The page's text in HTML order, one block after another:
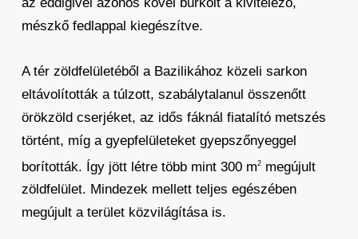
mészkő fedlappal kiegészítve.
A tér zöldfelületéből a Bazilikához közeli sarkon
eltávolították a túlzott, szabálytalanul összenőtt
örökzöld cserjéket, az idős fáknál fiatalító metszés
történt, míg a gyepfelületeket gyepszőnyeggel
borították. Így jött létre több mint 300 m2megújult
zöldfelület. Mindezek mellett teljes egészében
megújult a terület közvilágítása is.